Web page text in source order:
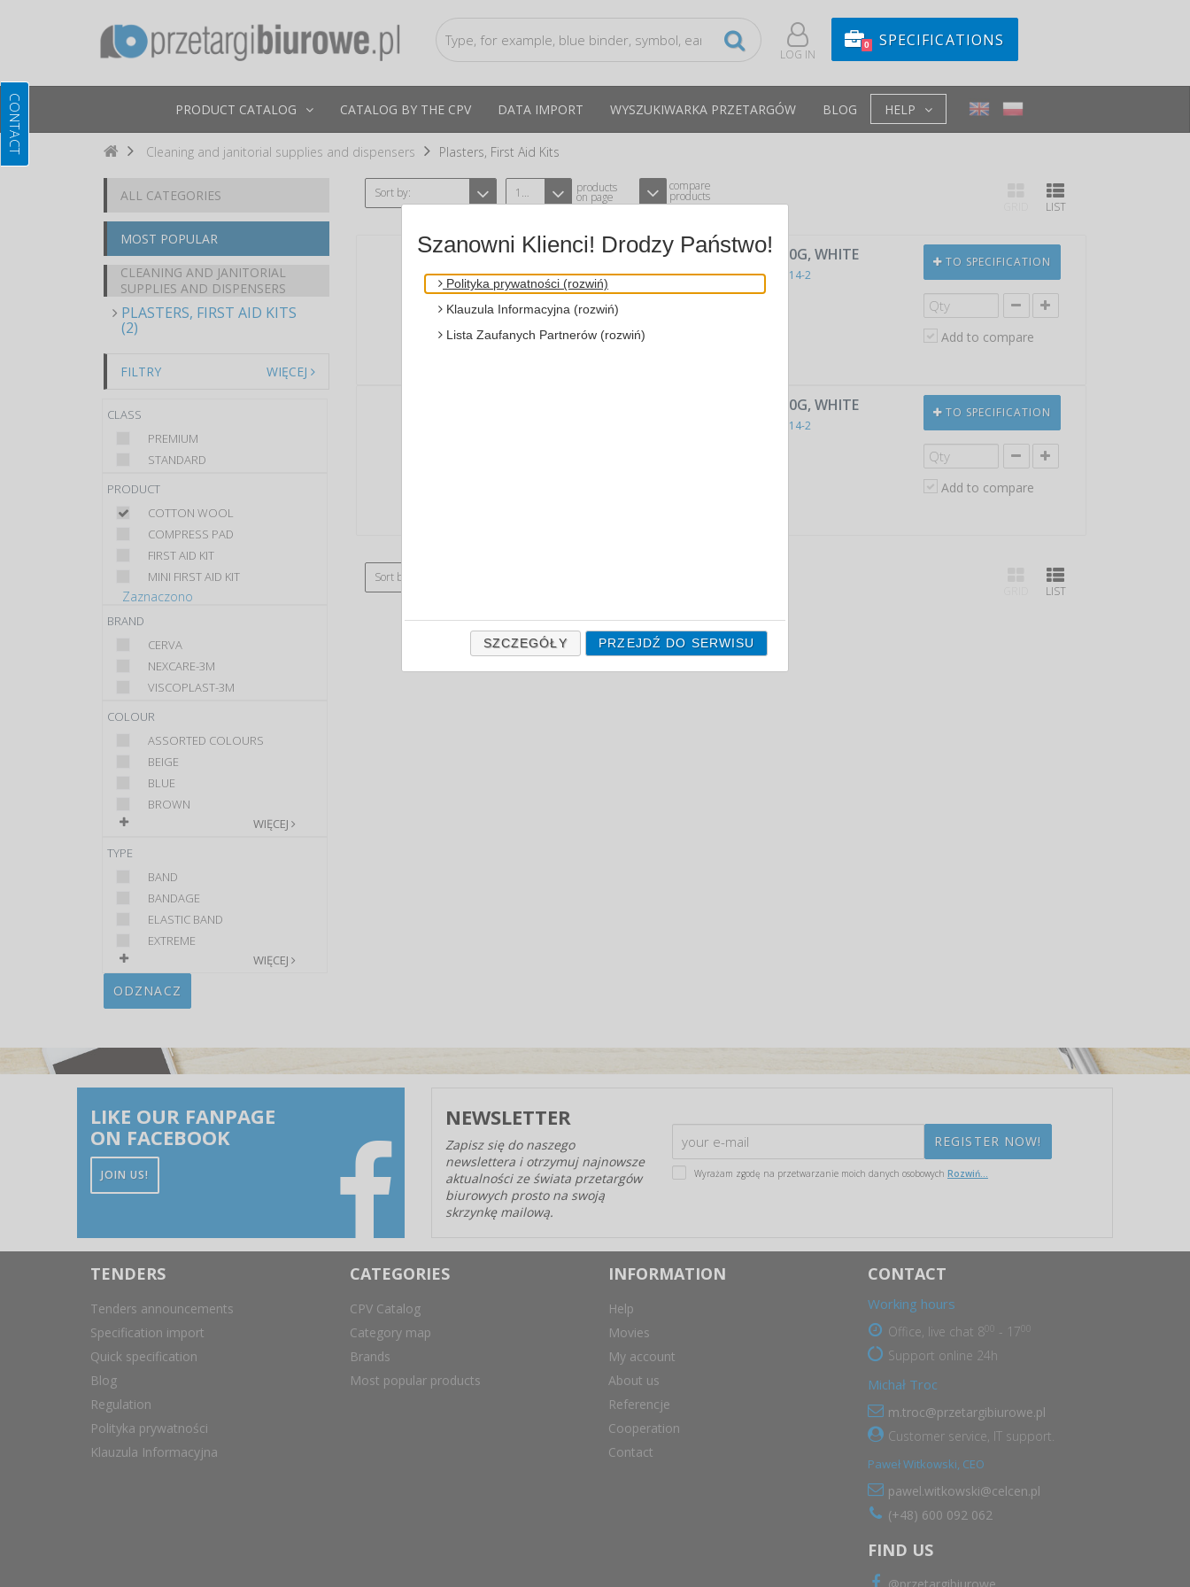
LOG IN
0 SPECIFICATIONS
PRODUCT CATALOG CATALOG BY THE CPV DATA IMPORT WYSZUKIWARKA PRZETARGÓW BLOG HELP
Cleaning and janitorial supplies and dispensers Plasters, First Aid Kits
ALL CATEGORIES
MOST POPULAR
CLEANING AND JANITORIAL
SUPPLIES AND DISPENSERS
PLASTERS, FIRST AID KITS
(2)
FILTRY WIĘCEJ
CLASS
PREMIUM
STANDARD
PRODUCT
COTTON WOOL
COMPRESS PAD
FIRST AID KIT
MINI FIRST AID KIT
Zaznaczono
BRAND
CERVA
NEXCARE-3M
VISCOPLAST-3M
COLOUR
ASSORTED COLOURS
BEIGE
BLUE
BROWN
WIĘCEJ
TYPE
BAND
BANDAGE
ELASTIC BAND
EXTREME
WIĘCEJ
ODZNACZ
Sort by: 12 products
on page
compare
products
LIST
COTTON WOOL, FOR DRESSING, , 100G, WHITE
A VISCOPLAST-3M 3M-XH004801946 CPV:33141114-2
cotton wool for dressing ...
TO SPECIFICATION
Add to compare
COTTON WOOL, FOR DRESSING, , 200G, WHITE
CPV:33141114-2
TO SPECIFICATION
Add to compare
Sort by:
LIST
LIKE OUR FANPAGE
ON FACEBOOK
JOIN US!
NEWSLETTER
Zapisz się do naszego
newslettera i otrzymuj najnowsze
aktualności ze świata przetargów
biurowych prosto na swoją
skrzynkę mailową.
Wyrażam zgodę na przetwarzanie moich danych osobowych Rozwiń...
TENDERS
Tenders announcements
Specification import
Quick specification
Blog
Regulation
Polityka prywatności
Klauzula Informacyjna
CATEGORIES
CPV Catalog
Category map
Brands
Most popular products
INFORMATION
Help
Movies
My account
About us
Referencje
Cooperation
Contact
CONTACT
Working hours
Office, live chat 8 - 17
Support online 24h
Michał Troc
m.troc@przetargibiurowe.pl
Customer service, IT support.
Paweł Witkowski, CEO
pawel.witkowski@celcen.pl
(+48) 600 092 062
FIND US
Szanowni Klienci! Drodzy Państwo!
Polityka prywatności (rozwiń)
Klauzula Informacyjna (rozwiń)
Lista Zaufanych Partnerów (rozwiń)
SZCZEGÓŁY PRZEJDŹ DO SERWISU